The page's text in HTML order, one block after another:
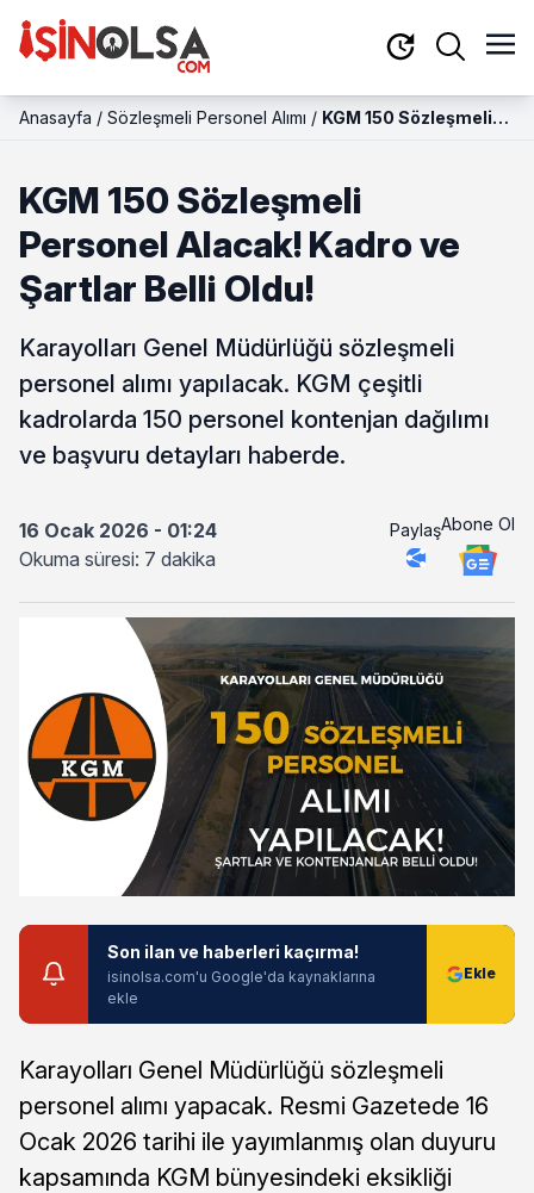
Anasayfa / Sözleşmeli Personel Alımı / KGM 150 Sözleşmeli
Oldu!
KGM 150 Sözleşmeli
Personel Alacak! Kadro ve
Şartlar Belli Oldu!
Karayolları Genel Müdürlüğü sözleşmeli
personel alımı yapılacak. KGM çeşitli
kadrolarda 150 personel kontenjan dağılımı
ve başvuru detayları haberde.
16 Ocak 2026 - 01:24
Okuma süresi: 7 dakika
PaylaşAbone Ol
Son ilan ve haberleri kaçırma!
isinolsa.com'u Google'da kaynaklarına
ekle
Karayolları Genel Müdürlüğü sözleşmeli
personel alımı yapacak. Resmi Gazetede 16
Ocak 2026 tarihi ile yayımlanmış olan duyuru
kapsamında KGM bünyesindeki eksikliği